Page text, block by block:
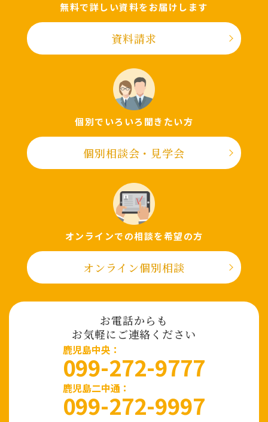
無料で詳しい資料をお届けします
資料請求
個別でいろいろ聞きたい⽅
個別相談会・⾒学会
オンラインでの相談を希望の⽅
オンライン個別相談
お電話からも
お気軽にご連絡ください
⿅児島中央：
099-272-9777
鹿児島二中通：
099-272-9997